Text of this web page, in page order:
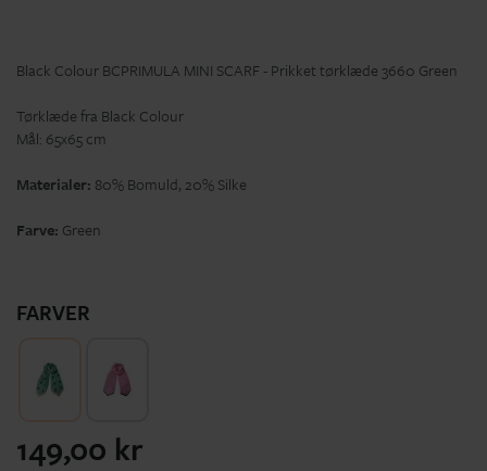
Black Colour BCPRIMULA MINI SCARF - Prikket tørklæde 3660 Green
Tørklæde fra Black Colour
Mål: 65x65 cm
Materialer: 80% Bomuld, 20% Silke
Farve: Green
FARVER
149,00 kr